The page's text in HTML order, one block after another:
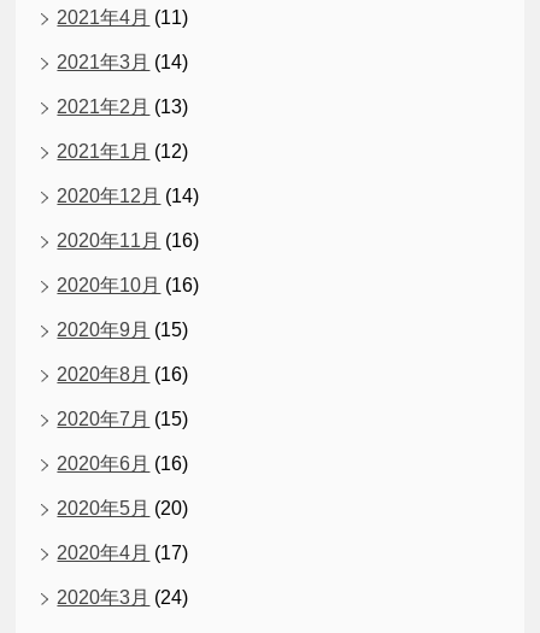
2021年4月 (11)
2021年3月 (14)
2021年2月 (13)
2021年1月 (12)
2020年12月 (14)
2020年11月 (16)
2020年10月 (16)
2020年9月 (15)
2020年8月 (16)
2020年7月 (15)
2020年6月 (16)
2020年5月 (20)
2020年4月 (17)
2020年3月 (24)